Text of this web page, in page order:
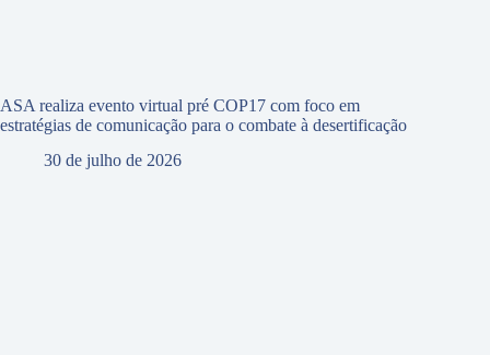
ASA realiza evento virtual pré COP17 com foco em
estratégias de comunicação para o combate à desertificação
30 de julho de 2026